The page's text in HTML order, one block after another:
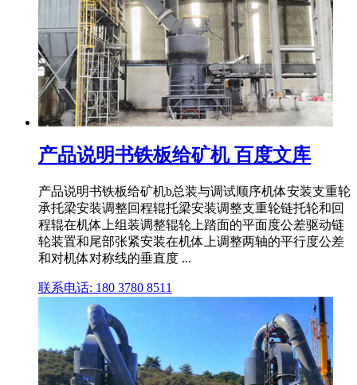
产品说明书铁板给矿机 百度文库
产品说明书铁板给矿机b总装与调试顺序机体安装支重轮
承托梁安装调整回程辊托梁安装调整支重轮链托轮和回
程辊在机体上组装调整辊轮上踏面的平面度公差驱动链
轮装置和尾部张紧安装在机体上调整两轴的平行度公差
和对机体对称线的垂直度 ...
联系电话: 180 3780 8511